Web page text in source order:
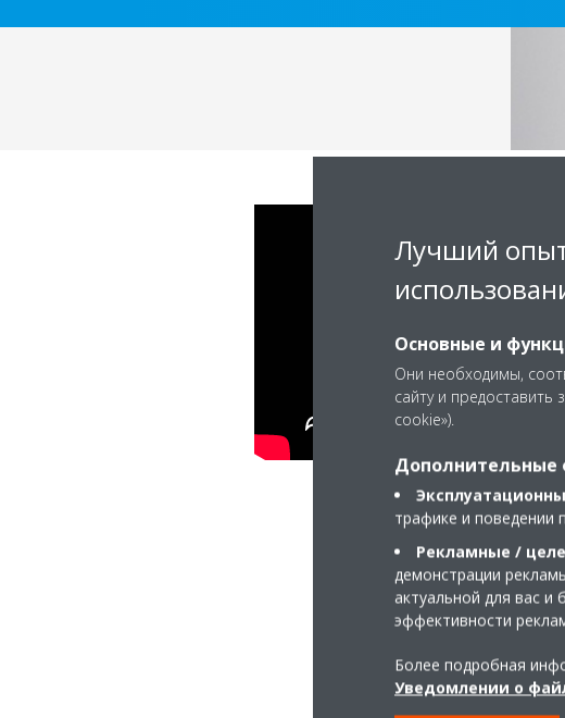
Лучший опыт
Основные и
Они необходимы,
сайту и
cookie»).
Дополнительные
трафике и поведении
Рекламные /
демонстрации
актуальной для вас
эффективности
Более подробная
Уведомлении о